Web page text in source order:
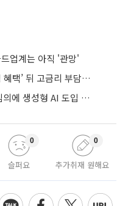
업계는 아직 '관망'
리볼빙 평균금리 17.4%⋯‘가입 혜택’ 뒤 고금리 부담 주의
손보협회, 과실비율·보험광고 심의에 생성형 AI 도입 추진
슬퍼요
0
추가취재 원해요
0